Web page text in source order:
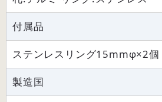
付属品
ステンレスリング15mmφ×2個
製造国